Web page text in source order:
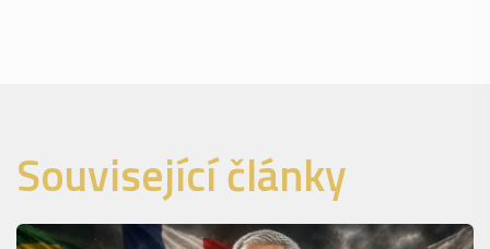
Související články